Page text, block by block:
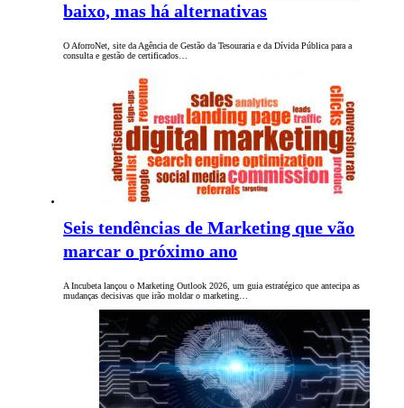
baixo, mas há alternativas
O AforroNet, site da Agência de Gestão da Tesouraria e da Dívida Pública para a
consulta e gestão de certificados…
Seis tendências de Marketing que vão
marcar o próximo ano
A Incubeta lançou o Marketing Outlook 2026, um guia estratégico que antecipa as
mudanças decisivas que irão moldar o marketing…